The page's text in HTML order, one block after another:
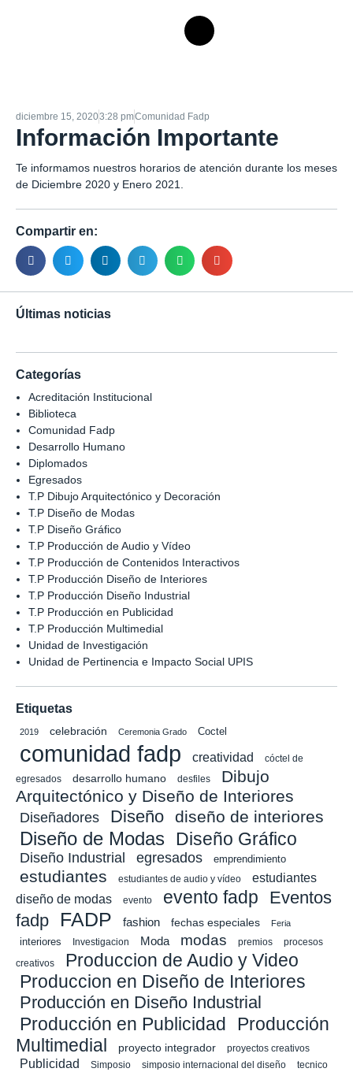
diciembre 15, 20203:28 pmComunidad Fadp
Información Importante
Te informamos nuestros horarios de atención durante los meses
de Diciembre 2020 y Enero 2021.
Compartir en:
Últimas noticias
Categorías
Acreditación Institucional
Biblioteca
Comunidad Fadp
Desarrollo Humano
Diplomados
Egresados
T.P Dibujo Arquitectónico y Decoración
T.P Diseño de Modas
T.P Diseño Gráfico
T.P Producción de Audio y Vídeo
T.P Producción de Contenidos Interactivos
T.P Producción Diseño de Interiores
T.P Producción Diseño Industrial
T.P Producción en Publicidad
T.P Producción Multimedial
Unidad de Investigación
Unidad de Pertinencia e Impacto Social UPIS
Etiquetas
2019 celebración Ceremonia Grado Coctel
comunidad fadp creatividad
cóctel de
egresados
desarrollo humano desfiles
Dibujo
Arquitectónico y Diseño de Interiores
Diseñadores Diseño diseño de interiores
Diseño de Modas Diseño Gráfico
Diseño Industrial egresados emprendimiento
estudiantes estudiantes de audio y vídeo
estudiantes
diseño de modas
evento evento fadp
Eventos
fadp
FADP fashion fechas especiales Feria
interiores Investigacion Moda modas premios procesos
creativos Produccion de Audio y Video
Produccion en Diseño de Interiores
Producción en Diseño Industrial
Producción en Publicidad
Producción
Multimedial
proyecto integrador proyectos creativos
Publicidad Simposio simposio internacional del diseño
tecnico